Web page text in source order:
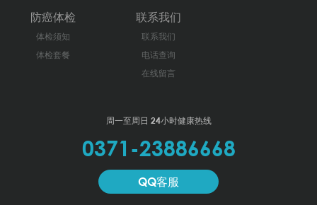
防癌体检
体检须知
体检套餐
联系我们
联系我们
电话查询
在线留言
周一至周日 24小时健康热线
0371-23886668
QQ客服